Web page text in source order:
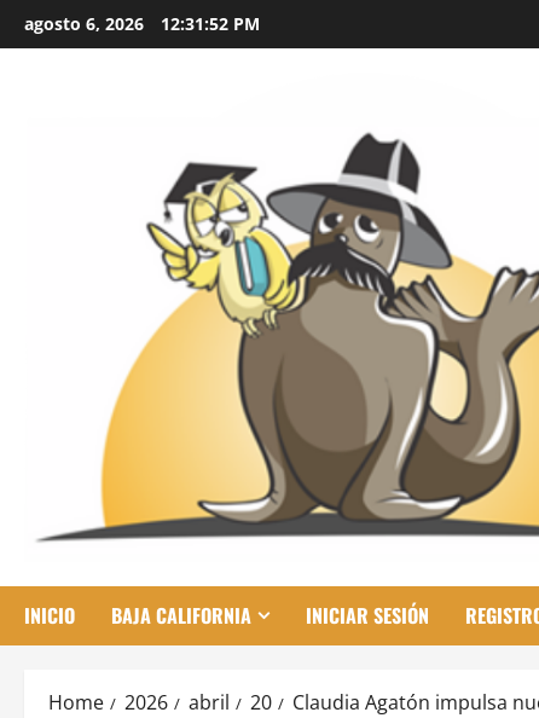
to
agosto 6, 2026 12:31:54 PM
INICIO BAJA CALIFORNIA INICIAR SESIÓN
Home 2026 abril 20 Claudia Agatón impulsa